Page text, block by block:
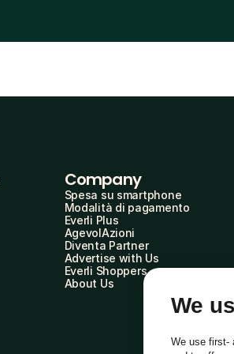
Company
Spesa su smartphone
Modalità di pagamento
Everli Plus
AgevolAzioni
Diventa Partner
Advertise with Us
Everli Shoppers
About Us
We
We use first-